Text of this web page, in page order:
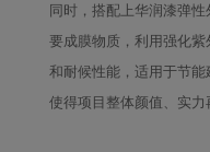
同时，搭配上华润漆弹性
要成膜物质，利用强化
和耐候性能，适用于节能
使得项目整体颜值、实力